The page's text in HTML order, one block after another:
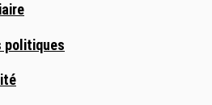
politiques